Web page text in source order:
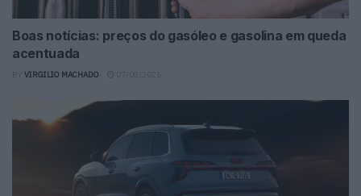
Boas notícias: preços do gasóleo e gasolina em queda
acentuada
VIRGILIO MACHADO